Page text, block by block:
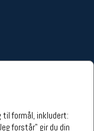
til formål, inkludert:
forstår" gir du din